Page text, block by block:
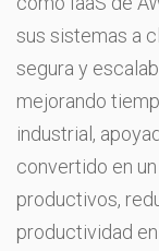
sus sistemas a
segura y
mejorando
industrial,
convertido en
productivos,
productividad